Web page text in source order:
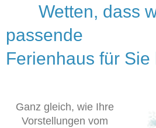
Wetten, dass
Ferienhaus für Sie
Ganz gleich, wie Ihre
Vorstellungen vom